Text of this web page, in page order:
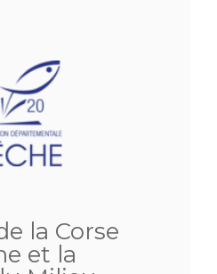
la Corse
et la